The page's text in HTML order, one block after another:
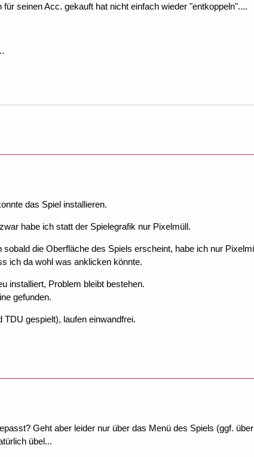
seinen Acc. gekauft hat nicht einfach wieder "entkoppeln"....
das Spiel installieren.
habe ich statt der Spielegrafik nur Pixelmüll.
die Oberfläche des Spiels erscheint, habe ich nur
ich da wohl was anklicken könnte.
installiert, Problem bleibt bestehen.
gefunden.
gespielt), laufen einwandfrei.
Geht aber leider nur über das Menü des Spiels (ggf.
übel...